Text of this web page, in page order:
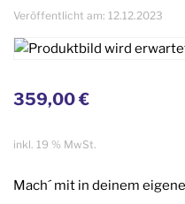
Veröffentlicht am: 12.12.2023
359,00€
inkl. 19 % MwSt.
Mach´ mit in deinem